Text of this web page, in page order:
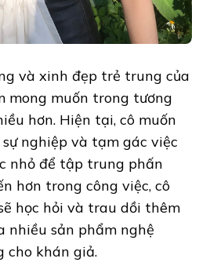
và xinh đẹp trẻ trung của
mong muốn trong tương
hơn. Hiện tại, cô muốn
nghiệp và tạm gác việc
nhỏ để tập trung phấn
hơn trong công việc, cô
học hỏi và trau dồi thêm
nhiều sản phẩm nghệ
cho khán giả.